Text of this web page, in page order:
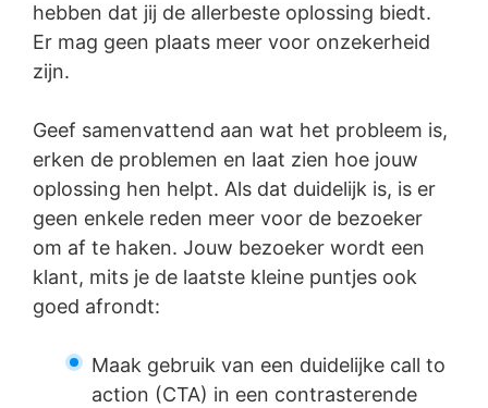
hebben dat jij de allerbeste oplossing biedt.
Er mag geen plaats meer voor onzekerheid
zijn.
Geef samenvattend aan wat het probleem is,
erken de problemen en laat zien hoe jouw
oplossing hen helpt. Als dat duidelijk is, is er
geen enkele reden meer voor de bezoeker
om af te haken. Jouw bezoeker wordt een
klant, mits je de laatste kleine puntjes ook
goed afrondt:
Maak gebruik van een duidelijke call to
action (CTA) in een contrasterende